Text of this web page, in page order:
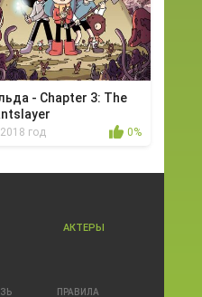
- Chapter 3: The
2018 год 0%
АКТЕРЫ
ПРАВИЛА